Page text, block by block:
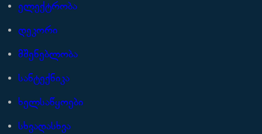
ელექტრობა
დეკორი
მშენებლობა
სანტექნიკა
ხელსაწყოები
სხვადასხვა